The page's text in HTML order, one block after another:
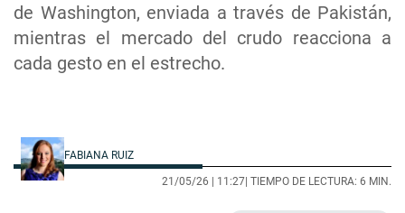
de Washington, enviada a través de Pakistán,
mientras el mercado del crudo reacciona a
cada gesto en el estrecho.
FABIANA RUIZ
21/05/26 | 11:27| TIEMPO DE LECTURA: 6 MIN.